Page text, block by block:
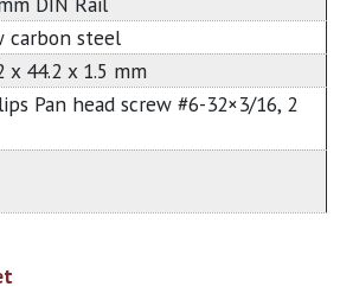
carbon steel
x 44.2 x 1.5 mm
Pan head screw #6-32×3/16, 2